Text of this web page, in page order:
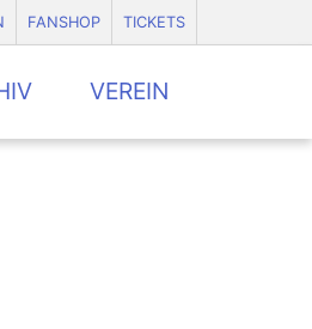
FANSHOP TICKETS
VEREIN